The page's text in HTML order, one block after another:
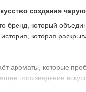
создания
бренд, который
которая
ароматы, которые
произведение